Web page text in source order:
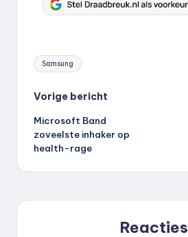
Tags:
Samsung
Bericht
navigatie
Vorige bericht
Microsoft Band
zoveelste inhaker op
health-rage
Reacties